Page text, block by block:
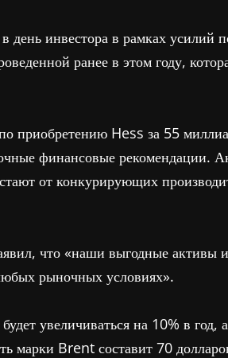
день инвестора в рамках
ранее в этом году,
приобретению Hess за 55
финансовые рекомендации.
от конкурирующих
что «наши выгодные активы
рыночных условиях».
увеличиваться на 10% в
марки Brent составит 70